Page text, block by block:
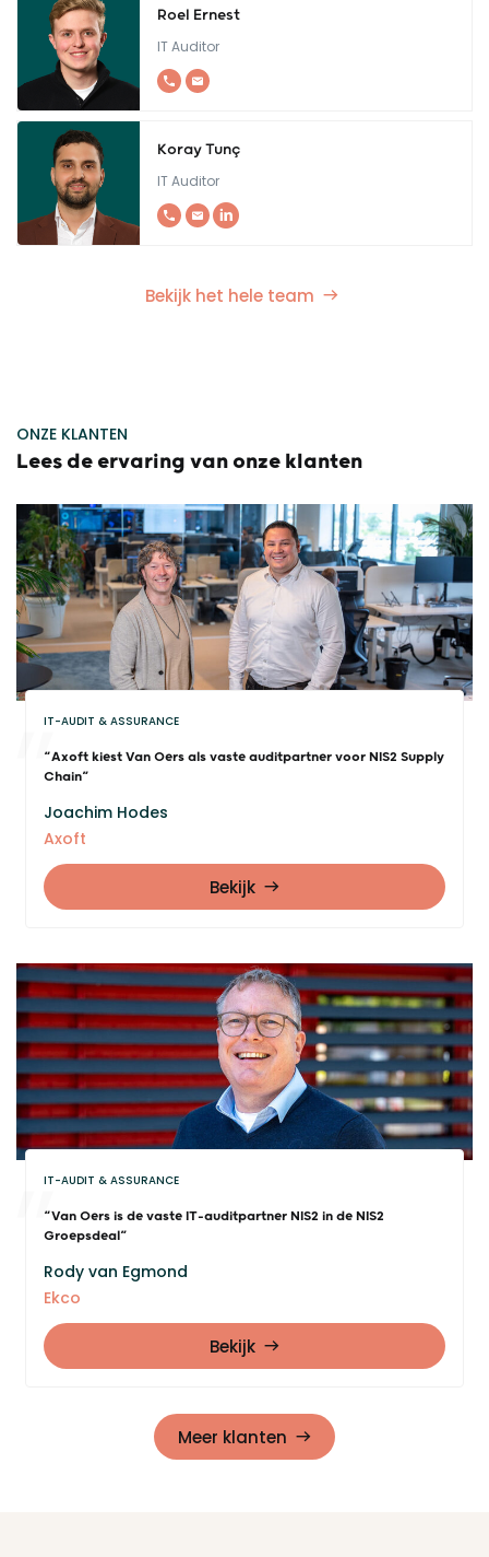
Roel Ernest
IT Auditor
Koray Tunç
IT Auditor
Bekijk het hele team
ONZE KLANTEN
Lees de ervaring van onze klanten
IT-AUDIT & ASSURANCE
“Axoft kiest Van Oers als vaste auditpartner voor NIS2 Supply
Chain”
Joachim Hodes
Axoft
Bekijk
IT-AUDIT & ASSURANCE
“Van Oers is de vaste IT-auditpartner NIS2 in de NIS2
Groepsdeal”
Rody van Egmond
Ekco
Bekijk
Meer klanten